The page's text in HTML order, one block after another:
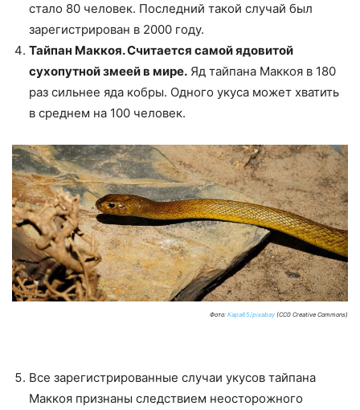
стало 80 человек. Последний такой случай был
зарегистрирован в 2000 году.
Тайпан Маккоя. Считается самой ядовитой
сухопутной змеей в мире. Яд тайпана Маккоя в 180
раз сильнее яда кобры. Одного укуса может хватить
в среднем на 100 человек.
Фото: Kapa65/pixabay (CC0 Creative Commons)
Все зарегистрированные случаи укусов тайпана
Маккоя признаны следствием неосторожного